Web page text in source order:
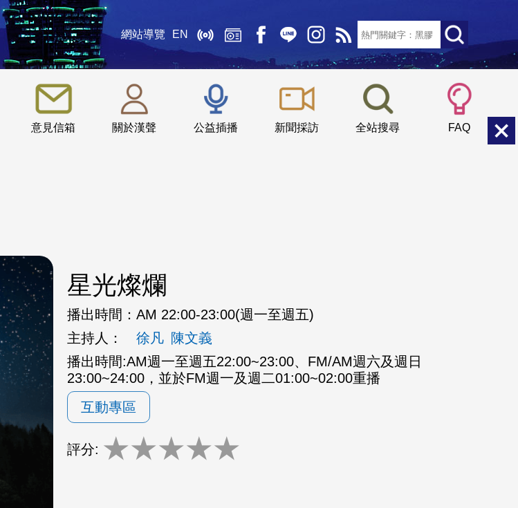
網站導覽 EN
意見信箱 關於漢聲 公益插播 新聞採訪 全站搜尋 FAQ
::: 小 中
星光燦爛
播出時間： AM 22:00-23:00(週一至週五)
主持人：
徐凡 陳文義
播出時間:AM週一至週五22:00~23:00、FM/AM週六及週日
23:00~24:00，並於FM週一及週二01:00~02:00重播
互動專區
評分: ★★★★★